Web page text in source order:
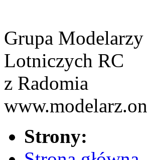
Grupa Modelarzy
Lotniczych RC
z Radomia
Strony: